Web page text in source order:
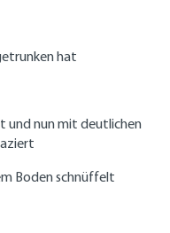
hat
und nun mit deutlichen
Boden schnüffelt